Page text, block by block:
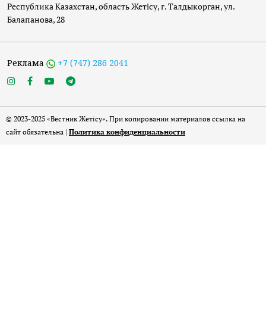
Республика Казахстан, область Жетісу, г. Талдыкорган, ул.
Балапанова, 28
Реклама +7 (747) 286 2041
© 2023-2025 «Вестник Жетісу». При копировании материалов ссылка на
сайт обязательна | Политика конфиденциальности